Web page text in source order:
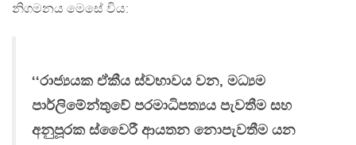
නිගමනය මෙසේ විය:
‘‘රාජ්‍යයක ඒකීය ස්වභාවය වන, මධ්‍යම
පාර්ලිමේන්තුවේ පරමාධිපත්‍යය පැවතීම සහ
අනුපූරක ස්වෛරී ආයතන නොපැවතීම යන